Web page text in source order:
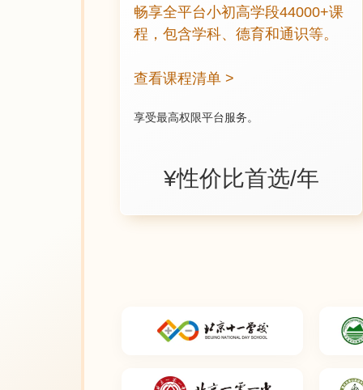
畅享全平台小初高学段44000+课
程，包含学科、德育和通识等。
查看课程清单 >
享受最高权限平台服务。
¥性价比首选/年